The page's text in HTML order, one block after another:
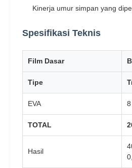
Kinerja umur simpan yang
Spesifikasi Teknis
Film Dasar
Tipe
EVA
TOTAL
Hasil